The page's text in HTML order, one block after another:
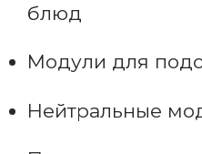
блюд
Модули для
Нейтральные